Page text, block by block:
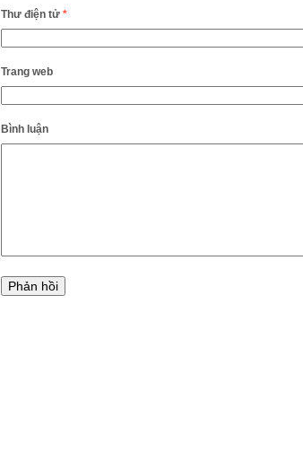
Thư điện tử *
Trang web
Bình luận